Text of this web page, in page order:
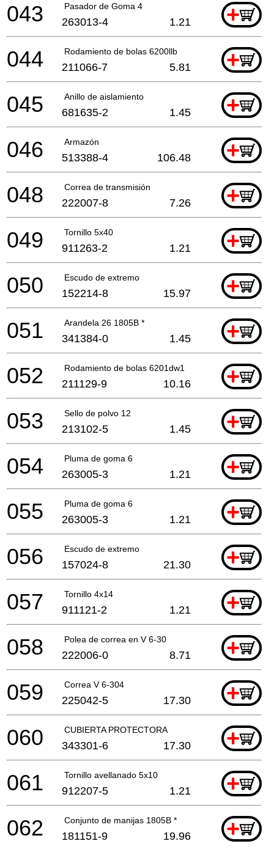
Pasador de Goma 4 +
043 263013-4 1.21
Rodamiento de bolas 6200llb +
044 211066-7 5.81
Anillo de aislamiento +
045 681635-2 1.45
Armazón +
046 513388-4 106.48
Correa de transmisión +
048 222007-8 7.26
Tornillo 5x40 +
049 911263-2 1.21
Escudo de extremo +
050 152214-8 15.97
Arandela 26 1805B * +
051 341384-0 1.45
Rodamiento de bolas 6201dw1 +
052 211129-9 10.16
Sello de polvo 12 +
053 213102-5 1.45
Pluma de goma 6 +
054 263005-3 1.21
Pluma de goma 6 +
055 263005-3 1.21
Escudo de extremo +
056 157024-8 21.30
Tornillo 4x14 +
057 911121-2 1.21
Polea de correa en V 6-30 +
058 222006-0 8.71
Correa V 6-304 +
059 225042-5 17.30
CUBIERTA PROTECTORA +
060 343301-6 17.30
Tornillo avellanado 5x10 +
061 912207-5 1.21
Conjunto de manijas 1805B * +
062 181151-9 19.96